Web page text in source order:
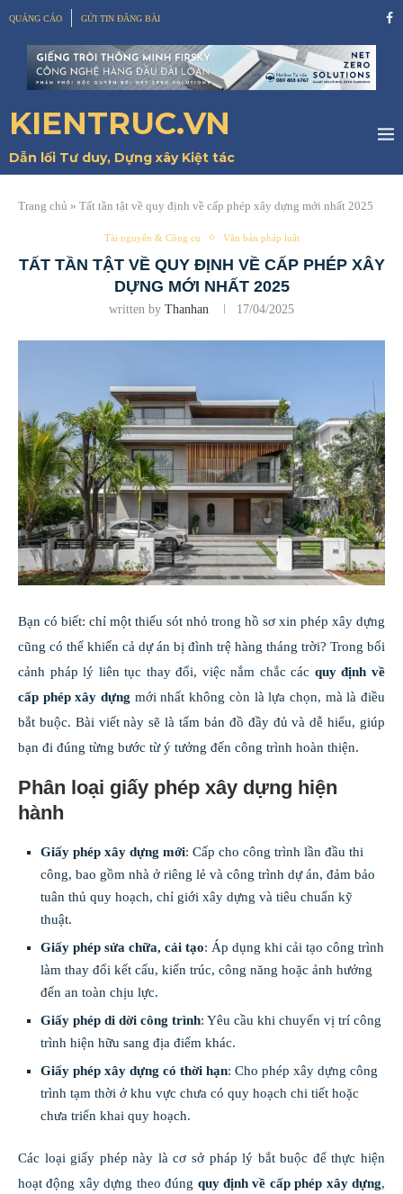
QUẢNG CÁO GỬI TIN ĐĂNG BÀI
KIENTRUC.VN
Dẫn lối Tư duy, Dựng xây Kiệt tác
Trang chủ » Tất tần tật về quy định về cấp phép xây dựng mới nhất 2025
Tài nguyên & Công cụ Văn bản pháp luật
TẤT TẦN TẬT VỀ QUY ĐỊNH VỀ CẤP PHÉP XÂY
DỰNG MỚI NHẤT 2025
written by Thanhan 17/04/2025
Bạn có biết: chỉ một thiếu sót nhỏ trong hồ sơ xin phép xây dựng
cũng có thể khiến cả dự án bị đình trệ hàng tháng trời? Trong bối
cảnh pháp lý liên tục thay đổi, việc nắm chắc các quy định về
cấp phép xây dựng mới nhất không còn là lựa chọn, mà là điều
bắt buộc. Bài viết này sẽ là tấm bản đồ đầy đủ và dễ hiểu, giúp
bạn đi đúng từng bước từ ý tưởng đến công trình hoàn thiện.
Phân loại giấy phép xây dựng hiện
hành
Giấy phép xây dựng mới: Cấp cho công trình lần đầu thi
công, bao gồm nhà ở riêng lẻ và công trình dự án, đảm bảo
tuân thủ quy hoạch, chỉ giới xây dựng và tiêu chuẩn kỹ
thuật.
Giấy phép sửa chữa, cải tạo: Áp dụng khi cải tạo công trình
làm thay đổi kết cấu, kiến trúc, công năng hoặc ảnh hưởng
đến an toàn chịu lực.
Giấy phép di dời công trình: Yêu cầu khi chuyển vị trí công
trình hiện hữu sang địa điểm khác.
Giấy phép xây dựng có thời hạn: Cho phép xây dựng công
trình tạm thời ở khu vực chưa có quy hoạch chi tiết hoặc
chưa triển khai quy hoạch.
Các loại giấy phép này là cơ sở pháp lý bắt buộc để thực hiện
hoạt động xây dựng theo đúng quy định về cấp phép xây dựng,